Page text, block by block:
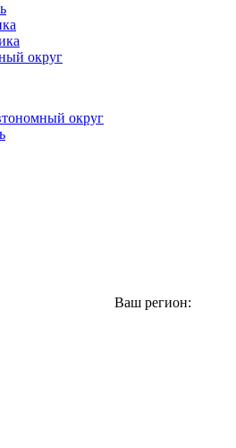
округ
округ
Ваш регион: